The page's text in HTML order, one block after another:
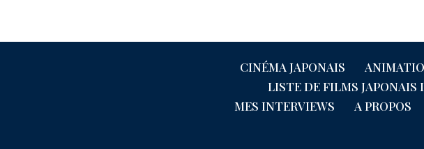
CINÉMA JAPONAIS
LISTE DE FILMS JAPONAIS
MES INTERVIEWS
A PROPOS